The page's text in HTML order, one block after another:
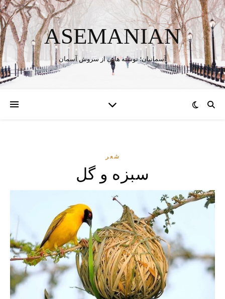
ASEMANIAN
آسمانیان؛ نوشته هایی از سروش آسمان
شعر
سبزه و گل